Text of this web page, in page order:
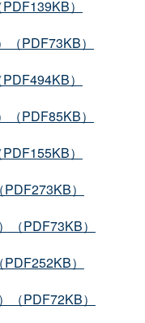
）
PDF73KB）
）
PDF85KB）
）
）
（PDF73KB）
）
（PDF72KB）